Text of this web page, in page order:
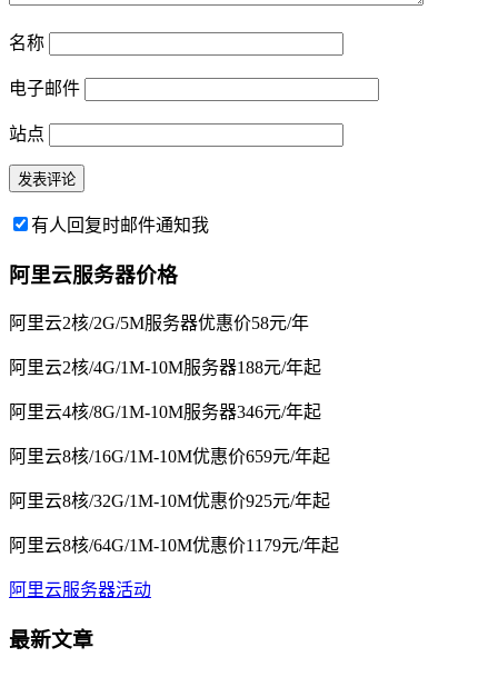
名称
电子邮件
站点
有人回复时邮件通知我
阿里云服务器价格
阿里云2核/2G/5M服务器优惠价58元/年
阿里云2核/4G/1M-10M服务器188元/年起
阿里云4核/8G/1M-10M服务器346元/年起
阿里云8核/16G/1M-10M优惠价659元/年起
阿里云8核/32G/1M-10M优惠价925元/年起
阿里云8核/64G/1M-10M优惠价1179元/年起
阿里云服务器活动
最新文章